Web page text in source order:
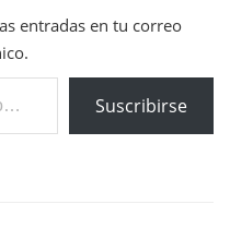
entradas en tu correo
Suscribirse